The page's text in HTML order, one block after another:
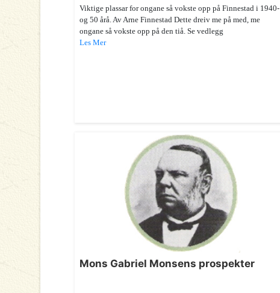
Viktige plassar for ongane så vokste opp på Finnestad i 1940-
og 50 årå. Av Arne Finnestad Dette dreiv me på med, me
ongane så vokste opp på den tiå. Se vedlegg
Les Mer
Mons Gabriel Monsens prospekter